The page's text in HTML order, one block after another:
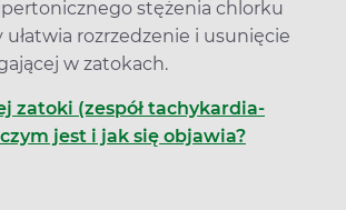
stężenia chlorku
ułatwia rozrzedzenie i usunięcie
w zatokach.
zatoki (zespół tachykardia-
jest i jak się objawia?